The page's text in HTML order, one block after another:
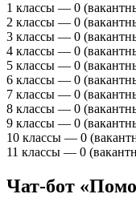
1 классы — 0
2 классы — 0
3 классы — 0
4 классы — 0
5 классы — 0
6 классы — 0
7 классы — 0
8 классы — 0
9 классы — 0
10 классы — 0
11 классы — 0
Чат-бот